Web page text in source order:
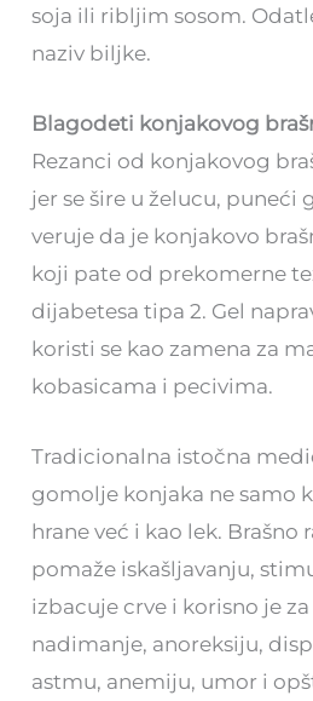
soja ili ribljim sosom.
naziv biljke.
Blagodeti konjakovog
Rezanci od konjakovog
jer se šire u želucu, puneći
veruje da je konjakovo
koji pate od prekomerne
dijabetesa tipa 2. Gel
koristi se kao zamena za
kobasicama i pecivima.
Tradicionalna istočna
gomolje konjaka ne samo
hrane već i kao lek. Brašno
pomaže iskašljavanju,
izbacuje crve i korisno je
nadimanje, anoreksiju,
astmu, anemiju, umor i